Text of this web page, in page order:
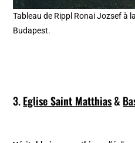
Tableau de Rippl Ronai Jozsef à
Budapest.
3.Eglise Saint Matthias&